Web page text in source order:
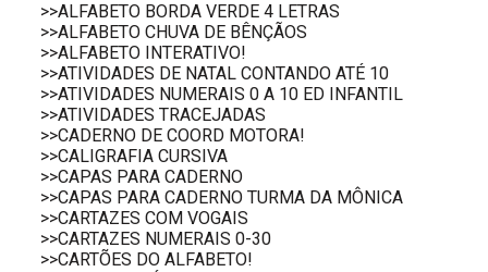
>>ALFABETO BORDA VERDE 4 LETRAS
>>ALFABETO CHUVA DE BÊNÇÃOS
>>ALFABETO INTERATIVO!
>>ATIVIDADES DE NATAL CONTANDO ATÉ 10
>>ATIVIDADES NUMERAIS 0 A 10 ED INFANTIL
>>ATIVIDADES TRACEJADAS
>>CADERNO DE COORD MOTORA!
>>CALIGRAFIA CURSIVA
>>CAPAS PARA CADERNO
>>CAPAS PARA CADERNO TURMA DA MÔNICA
>>CARTAZES COM VOGAIS
>>CARTAZES NUMERAIS 0-30
>>CARTÕES DO ALFABETO!